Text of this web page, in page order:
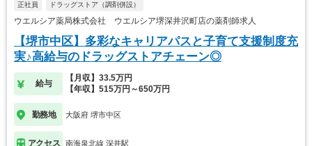
正社員 ドラッグストア（調剤併設）
ウエルシア薬局株式会社 ウエルシア堺深井沢町店の薬剤師求人
【堺市中区】多彩なキャリアパスと子育て支援制度充
実♪高給与のドラッグストアチェーン◎
給与
【月収】33.5万円
【年収】515万円～650万円
勤務地 大阪府 堺市中区
アクセス 南海泉北線 深井駅